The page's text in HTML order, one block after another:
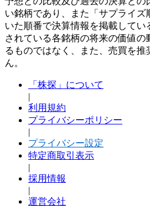
い銘柄であり、また「サプライ
いた順番で決算情報を掲載して
されている各銘柄の将来の価値
るものではなく、また、売買を
ん。
「株探」について
|
利用規約
プライバシーポリシー
|
プライバシー設定
特定商取引表示
|
採用情報
|
運営会社